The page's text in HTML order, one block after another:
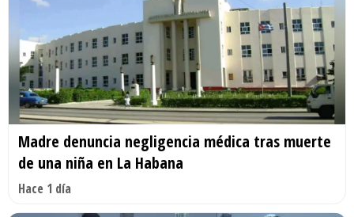
Madre denuncia negligencia médica tras muerte
de una niña en La Habana
Hace 1 día